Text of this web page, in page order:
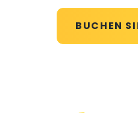
BUCHEN